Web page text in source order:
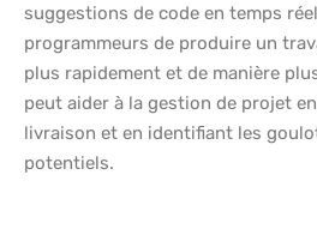
suggestions de code en temps
programmeurs de produire un
plus rapidement et de manière
peut aider à la gestion de projet
livraison et en identifiant les
potentiels.